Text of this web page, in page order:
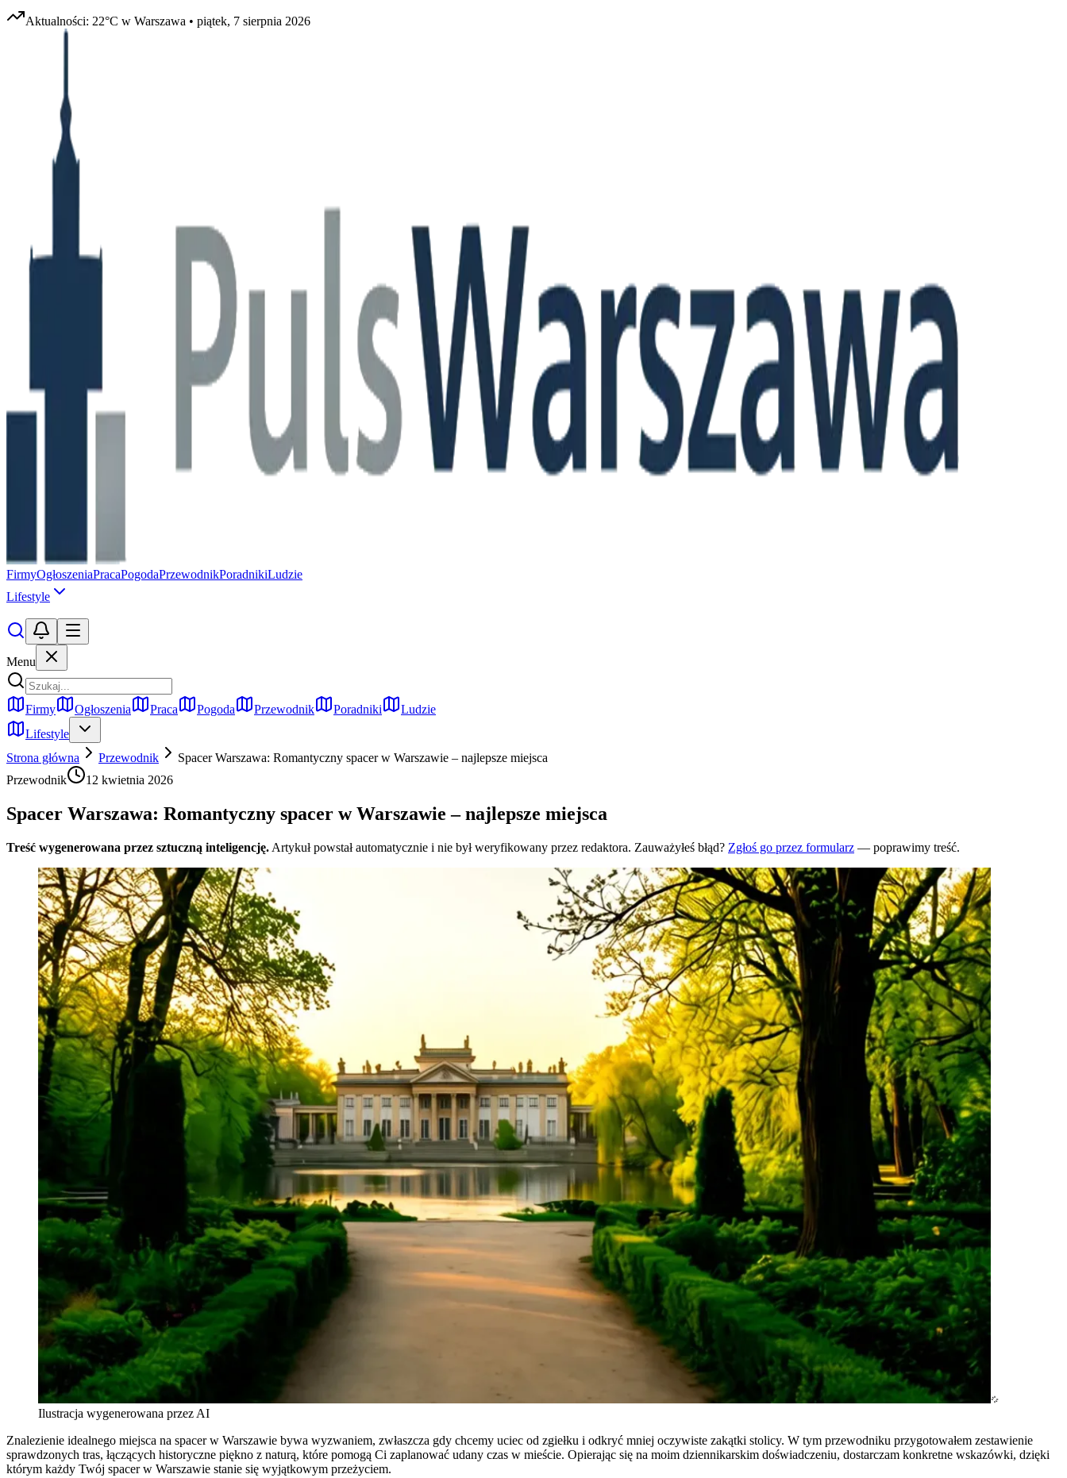
Aktualności: 22°C w Warszawa • piątek, 7 sierpnia 2026
FirmyOgłoszeniaPracaPogodaPrzewodnikPoradnikiLudzie
Lifestyle
Menu
Firmy Ogłoszenia Praca Pogoda Przewodnik Poradniki
Ludzie
Lifestyle
Strona główna
Przewodnik
Spacer Warszawa: Romantyczny spacer w Warszawie – najlepsze miejsca
Przewodnik
12 kwietnia 2026
Spacer Warszawa: Romantyczny spacer w Warszawie – najlepsze miejsca
Treść wygenerowana przez sztuczną inteligencję. Artykuł powstał automatycznie i nie był weryfikowany przez redaktora. Zauważyłeś błąd? Zgłoś go przez formularz — poprawimy treść.
Ilustracja wygenerowana przez AI
Znalezienie idealnego miejsca na spacer w Warszawie bywa wyzwaniem, zwłaszcza gdy chcemy uciec od zgiełku i odkryć mniej oczywiste zakątki stolicy. W tym przewodniku przygotowałem zestawienie
sprawdzonych tras, łączących historyczne piękno z naturą, które pomogą Ci zaplanować udany czas w mieście. Opierając się na moim dziennikarskim doświadczeniu, dostarczam konkretne wskazówki, dzięki
którym każdy Twój spacer w Warszawie stanie się wyjątkowym przeżyciem.